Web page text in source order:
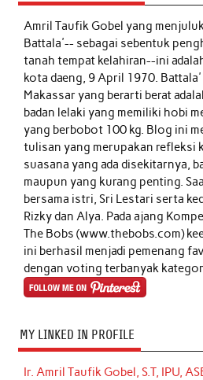
Amril Taufik Gobelyang
Battala'-- sebagai sebentuk
tanah tempat kelahiran--ini
kota daeng, 9 April 1970. Battala'
Makassar yang berarti berat
badan lelaki yang memiliki hobi
yang berbobot 100 kg. Blog ini
tulisan yang merupakan refleksi
suasana yang ada disekitarnya,
maupun yang kurang penting.
bersama istri, Sri Lestari serta
Rizky dan Alya. Pada ajang
The Bobs (www.thebobs.com)
ini berhasil menjadi pemenang
dengan voting terbanyak
MY LINKED IN PROFILE
Ir. Amril Taufik Gobel, S.T, IPU,